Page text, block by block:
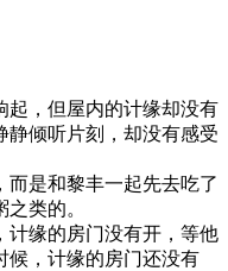
起，但屋内的计缘却没有
静倾听片刻，却没有感受
而是和黎丰一起先去吃了
类的。
计缘的房门没有开，等他
候，计缘的房门还没有